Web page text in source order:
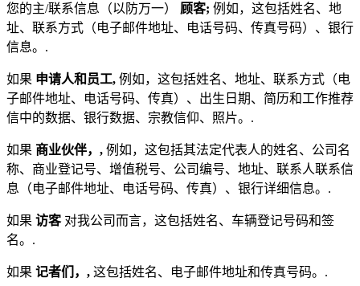
您的主/联系信息（以防万一） 顾客; 例如，这包括姓名、地
址、联系方式（电子邮件地址、电话号码、传真号码）、银行
信息。.
如果 申请人和员工, 例如，这包括姓名、地址、联系方式（电
子邮件地址、电话号码、传真）、出生日期、简历和工作推荐
信中的数据、银行数据、宗教信仰、照片。.
如果 商业伙伴，, 例如，这包括其法定代表人的姓名、公司名
称、商业登记号、增值税号、公司编号、地址、联系人联系信
息（电子邮件地址、电话号码、传真）、银行详细信息。.
如果 访客对我公司而言，这包括姓名、车辆登记号码和签
名。.
如果 记者们，, 这包括姓名、电子邮件地址和传真号码。.